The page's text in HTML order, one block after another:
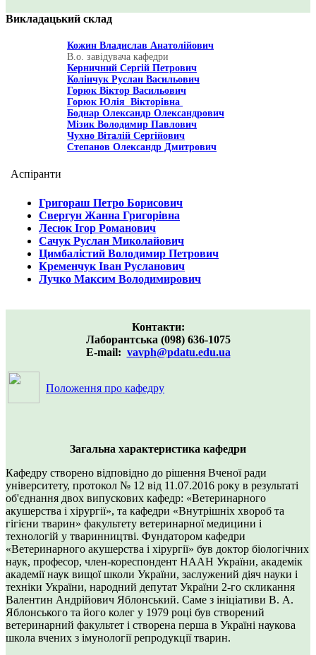
Викладацький склад
Кожин Владислав Анатолійович
В.о. завідувача кафедри
Керничний Сергій Петрович
Колінчук Руслан Васильович
Горюк Віктор Васильович
Горюк Юлія Вікторівна
Боднар Олександр Олександрович
Мізик Володимир Павлович
Чухно Віталій Сергійович
Степанов Олександр Дмитрович
Аспіранти
Григораш Петро Борисович
Свергун Жанна Григорівна
Лесюк Ігор Романович
Сачук Руслан Миколайович
Цимбалістий Володимир Петрович
Кременчук Іван Русланович
Лучко Максим Володимирович
Контакти:
Лаборантська (098) 636-1075
Е-mail: vavph@pdatu.edu.ua
Положення про кафедру
Загальна характеристика кафедри
Кафедру створено відповідно до рішення Вченої ради
університету, протокол № 12 від 11.07.2016 року в результаті
об'єднання двох випускових кафедр: «Ветеринарного
акушерства і хірургії», та кафедри «Внутрішніх хвороб та
гігієни тварин» факультету ветеринарної медицини і
технологій у тваринництві. Фундатором кафедри
«Ветеринарного акушерства і хірургії» був доктор біологічних
наук, професор, член-кореспондент НААН України, академік
академії наук вищої школи України, заслужений діяч науки і
техніки України, народний депутат України 2-го скликання
Валентин Андрійович Яблонський. Саме з ініціативи В. А.
Яблонського та його колег у 1979 році був створений
ветеринарний факультет і створена перша в Україні наукова
школа вчених з імунології репродукції тварин.